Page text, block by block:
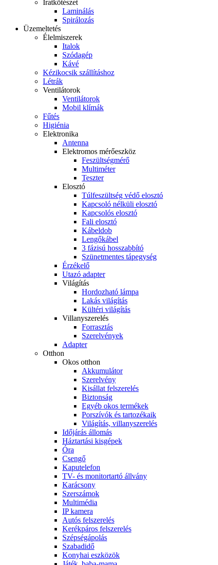
Iratkötészet
Laminálás
Spirálozás
Üzemeltetés
Élelmiszerek
Italok
Szódagép
Kávé
Kézikocsik szállításhoz
Létrák
Ventilátorok
Ventilátorok
Mobil klímák
Fűtés
Higiénia
Elektronika
Antenna
Elektromos mérőeszköz
Feszültségmérő
Multiméter
Teszter
Elosztó
Túlfeszültség védő elosztó
Kapcsoló nélküli elosztó
Kapcsolós elosztó
Fali elosztó
Kábeldob
Lengőkábel
3 fázisú hosszabbító
Szünetmentes tápegység
Érzékelő
Utazó adapter
Világítás
Hordozható lámpa
Lakás világítás
Kültéri világítás
Villanyszerelés
Forrasztás
Szerelvények
Adapter
Otthon
Okos otthon
Akkumulátor
Szerelvény
Kisállat felszerelés
Biztonság
Egyéb okos termékek
Porszívók és tartozékaik
Világítás, villanyszerelés
Időjárás állomás
Háztartási kisgépek
Óra
Csengő
Kaputelefon
TV- és monitortartó állvány
Karácsony
Szerszámok
Multimédia
IP kamera
Autós felszerelés
Kerékpáros felszerelés
Szépségápolás
Szabadidő
Konyhai eszközök